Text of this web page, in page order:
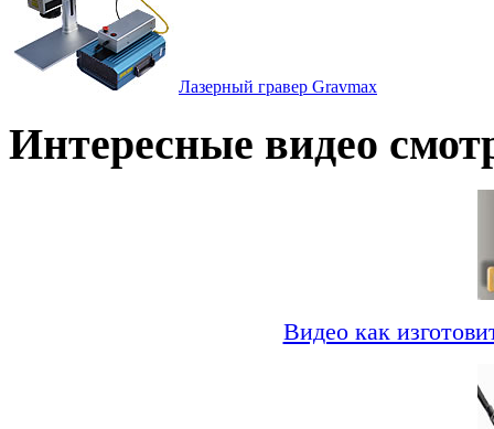
Лазерный гравер Gravmax
Интересные видео
Видео как